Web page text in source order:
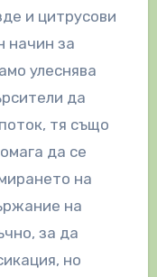
и цитрусови
начин за
улеснява
да
тя също
да се
на
на
за да
но